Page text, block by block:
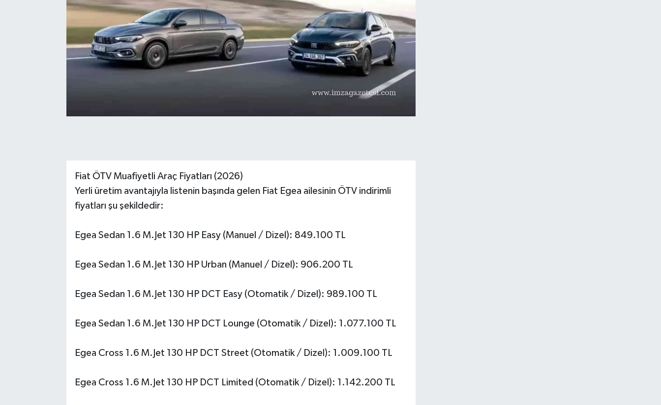
Fiat ÖTV Muafiyetli Araç Fiyatları (2026)
Yerli üretim avantajıyla listenin başında gelen Fiat Egea ailesinin ÖTV indirimli
fiyatları şu şekildedir:
Egea Sedan 1.6 M.Jet 130 HP Easy (Manuel / Dizel): 849.100 TL
Egea Sedan 1.6 M.Jet 130 HP Urban (Manuel / Dizel): 906.200 TL
Egea Sedan 1.6 M.Jet 130 HP DCT Easy (Otomatik / Dizel): 989.100 TL
Egea Sedan 1.6 M.Jet 130 HP DCT Lounge (Otomatik / Dizel): 1.077.100 TL
Egea Cross 1.6 M.Jet 130 HP DCT Street (Otomatik / Dizel): 1.009.100 TL
Egea Cross 1.6 M.Jet 130 HP DCT Limited (Otomatik / Dizel): 1.142.200 TL